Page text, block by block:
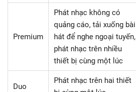
Premium
Phát nhạc không có
quảng cáo, tải xuống bài
hát để nghe ngoại tuyến,
phát nhạc trên nhiều
thiết bị cùng một lúc
Duo
Phát nhạc trên hai thiết